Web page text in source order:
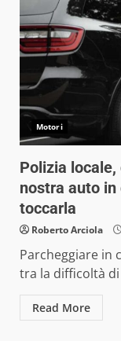
Motori
Polizia
nostra auto in
toccarla
Roberto Arciola
Parcheggiare in
tra la difficoltà
Read More